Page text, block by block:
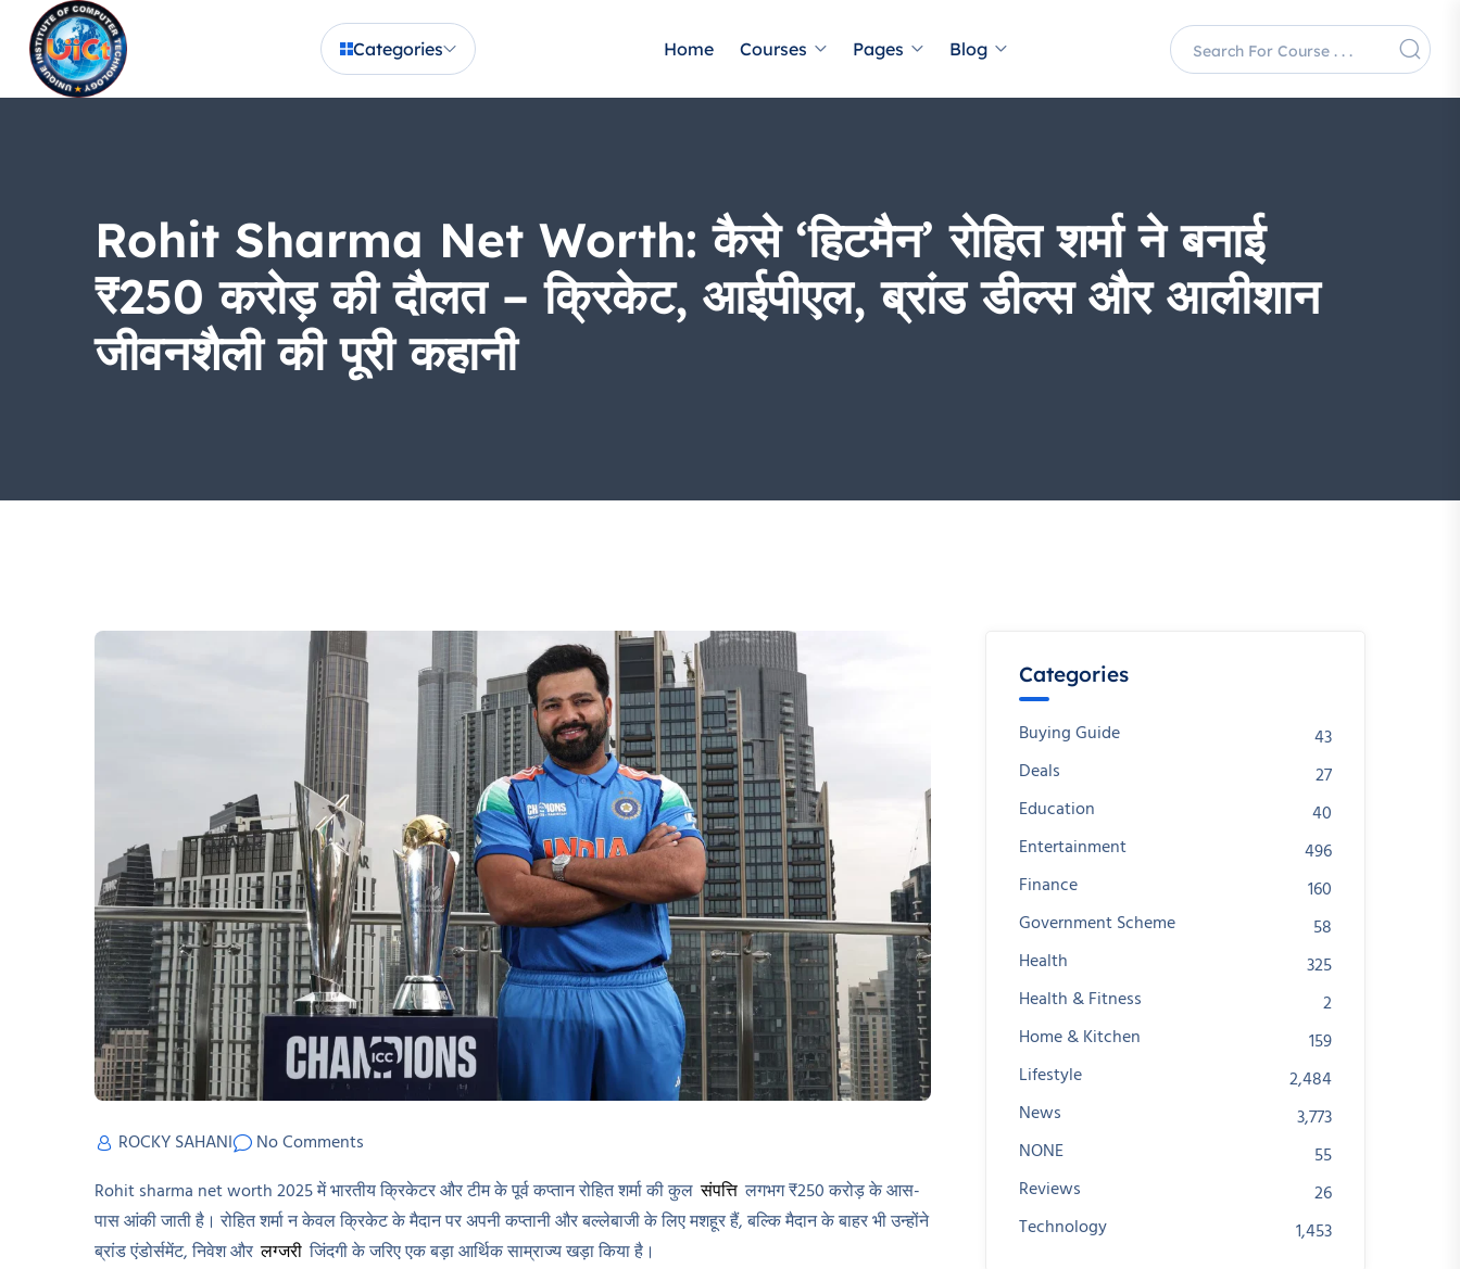
Categories Home Courses Pages Blog
Rohit Sharma Net Worth: कैसे ‘हिटमैन’ रोहित शर्मा ने बनाई
₹250 करोड़ की दौलत – क्रिकेट, आईपीएल, ब्रांड डील्स और आलीशान
जीवनशैली की पूरी कहानी
ROCKY SAHANI
No Comments
Rohit sharma net worth 2025 में भारतीय क्रिकेटर और टीम के पूर्व कप्तान रोहित शर्मा की कुल संपत्ति लगभग ₹250 करोड़ के आस-
पास आंकी जाती है। रोहित शर्मा न केवल क्रिकेट के मैदान पर अपनी कप्तानी और बल्लेबाजी के लिए मशहूर हैं, बल्कि मैदान के बाहर भी उन्होंने
ब्रांड एंडोर्समेंट, निवेश और लग्जरी जिंदगी के जरिए एक बड़ा आर्थिक साम्राज्य खड़ा किया है।
Categories
Buying Guide
43
Deals
27
Education
40
Entertainment
496
Finance
160
Government Scheme
58
Health
325
Health & Fitness
2
Home & Kitchen
159
Lifestyle
2,484
News
3,773
NONE
55
Reviews
26
Technology
1,453